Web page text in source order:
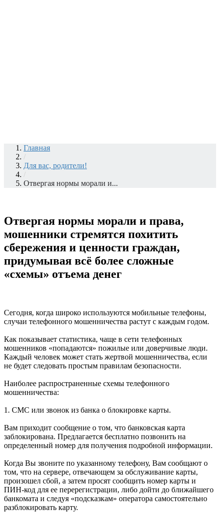
Главная
/
Для вас, родители!
/
Отвергая нормы морали и...
Отвергая нормы морали и права,
мошенники стремятся похитить
сбережения и ценности граждан,
придумывая всё более сложные
«схемы» отъема денег
Сегодня, когда широко используются мобильные телефоны,
случаи телефонного мошенничества растут с каждым годом.
Как показывает статистика, чаще в сети телефонных
мошенников «попадаются» пожилые или доверчивые люди.
Каждый человек может стать жертвой мошенничества, если
не будет следовать простым правилам безопасности.
Наиболее распространенные схемы телефонного
мошенничества:
1. СМС или звонок из банка о блокировке карты.
Вам приходит сообщение о том, что банковская карта
заблокирована. Предлагается бесплатно позвонить на
определенный номер для получения подробной информации.
Когда Вы звоните по указанному телефону, Вам сообщают о
том, что на сервере, отвечающем за обслуживание карты,
произошел сбой, а затем просят сообщить номер карты и
ПИН-код для ее перерегистрации, либо дойти до ближайшего
банкомата и следуя «подсказкам» оператора самостоятельно
разблокировать карту.